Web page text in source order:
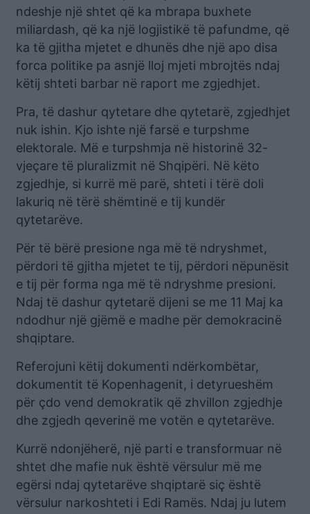
ndeshje një shtet që ka mbrapa buxhete
miliardash, që ka një logjistikë të pafundme, që
ka të gjitha mjetet e dhunës dhe një apo disa
forca politike pa asnjë lloj mjeti mbrojtës ndaj
këtij shteti barbar në raport me zgjedhjet.
Pra, të dashur qytetare dhe qytetarë, zgjedhjet
nuk ishin. Kjo ishte një farsë e turpshme
elektorale. Më e turpshmja në historinë 32-
vjeçare të pluralizmit në Shqipëri. Në këto
zgjedhje, si kurrë më parë, shteti i tërë doli
lakuriq në tërë shëmtinë e tij kundër
qytetarëve.
Për të bërë presione nga më të ndryshmet,
përdori të gjitha mjetet te tij, përdori nëpunësit
e tij për forma nga më të ndryshme presioni.
Ndaj të dashur qytetarë dijeni se me 11 Maj ka
ndodhur një gjëmë e madhe për demokracinë
shqiptare.
Referojuni këtij dokumenti ndërkombëtar,
dokumentit të Kopenhagenit, i detyrueshëm
për çdo vend demokratik që zhvillon zgjedhje
dhe zgjedh qeverinë me votën e qytetarëve.
Kurrë ndonjëherë, një parti e transformuar në
shtet dhe mafie nuk është vërsulur më me
egërsi ndaj qytetarëve shqiptarë siç është
vërsulur narkoshteti i Edi Ramës. Ndaj ju lutem